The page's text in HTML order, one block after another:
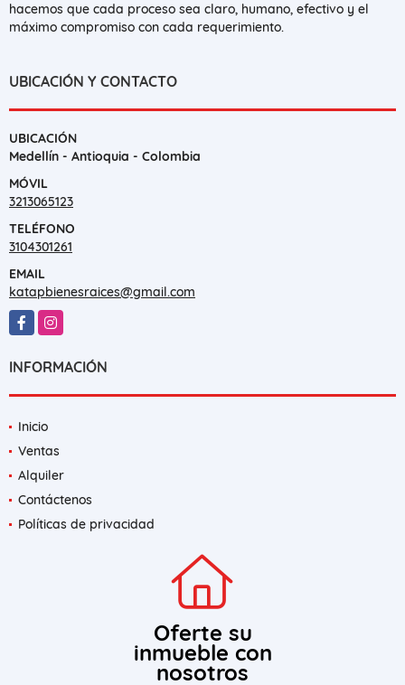
hacemos que cada proceso sea claro, humano, efectivo y el
máximo compromiso con cada requerimiento.
UBICACIÓN Y CONTACTO
UBICACIÓN
Medellín - Antioquia - Colombia
MÓVIL
3213065123
TELÉFONO
3104301261
EMAIL
katapbienesraices@gmail.com
FacebookInstagram
INFORMACIÓN
Inicio
Ventas
Alquiler
Contáctenos
Políticas de privacidad
Oferte su
inmueble con
nosotros